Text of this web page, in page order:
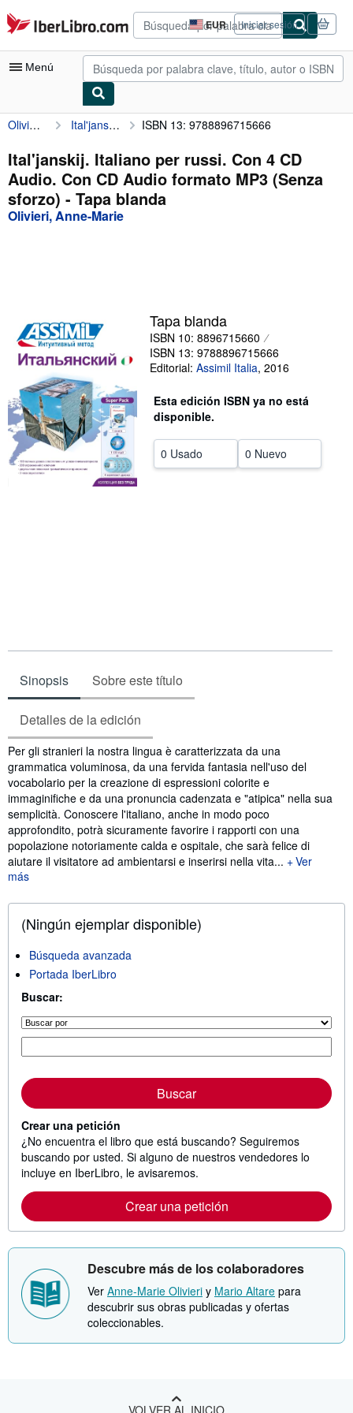
Pasar al contenido principal
IberLibro.com EUR
Preferencias
de
compra
del
Iniciar sesión
Menú
Mi cuenta
Consultar mis pedidos
Búsqueda avanzada
Colecciones
Comenzar a vender
Ayuda
CERRAR
Olivieri, Anne-Marie Ital'janskij. Italiano per russi. Con 4 CD Audio. Con CD Audio formato MP3 (Senza sforzo) ISBN 13: 9788896715666
Ital'janskij. Italiano per russi. Con 4 CD
Audio. Con CD Audio formato MP3 (Senza
sforzo) - Tapa blanda
Olivieri, Anne-Marie
Tapa blanda
ISBN 10: 8896715660
ISBN 13: 9788896715666
Editorial: Assimil Italia, 2016
Esta edición ISBN ya no está
disponible.
0 Usado 0 Nuevo
Sinopsis Sobre este título
Detalles de la edición
Sinopsis
Per gli stranieri la nostra lingua è caratterizzata da una
grammatica voluminosa, da una fervida fantasia nell'uso del
vocabolario per la creazione di espressioni colorite e
immaginifiche e da una pronuncia cadenzata e "atipica" nella sua
semplicità. Conoscere l'italiano, anche in modo poco
approfondito, potrà sicuramente favorire i rapporti con una
popolazione notoriamente calda e ospitale, che sarà felice di
aiutare il visitatore ad ambientarsi e inserirsi nella vita...
Ver
más
(Ningún ejemplar disponible)
Búsqueda avanzada
Portada IberLibro
Buscar:
Buscar
Crear una petición
¿No encuentra el libro que está buscando? Seguiremos
buscando por usted. Si alguno de nuestros vendedores lo
incluye en IberLibro, le avisaremos.
Crear una petición
Descubre más de los colaboradores
Ver Anne-Marie Olivieri y Mario Altare para
descubrir sus obras publicadas y ofertas
coleccionables.
VOLVER AL INICIO